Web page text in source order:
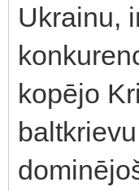
Ukrainu,
kopējo